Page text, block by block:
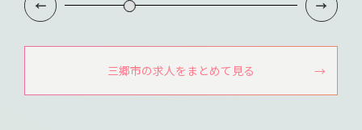
三郷市の求人をまとめて見る